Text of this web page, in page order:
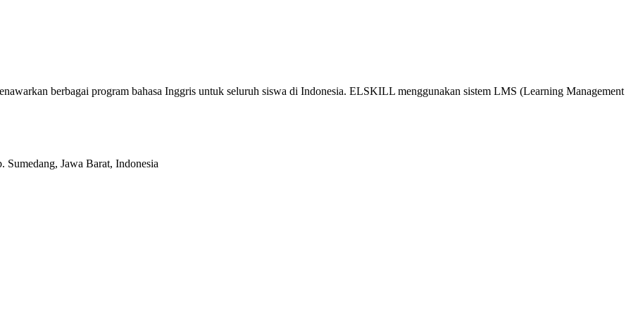
berbagai program bahasa Inggris untuk seluruh siswa di Indonesia. ELSKILL menggunakan sistem LMS (Learning Management
Sumedang, Jawa Barat, Indonesia